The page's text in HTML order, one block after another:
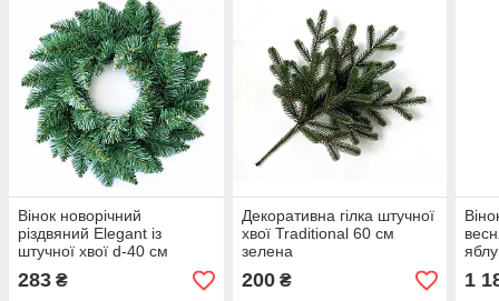
Вінок новорічний
різдвяний Elegant із
штучної хвої d-40 см
зелений
283 ₴
Декоративна гілка штучної
хвої Traditional 60 см
зелена
200₴ 1